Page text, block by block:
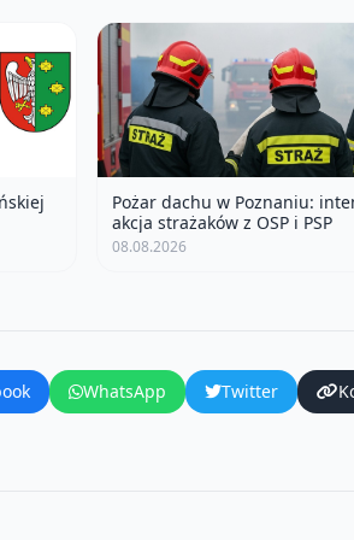
Pożar dachu w Poznaniu:
akcja strażaków z OSP i PSP
08.08.2026
WhatsApp Twitter